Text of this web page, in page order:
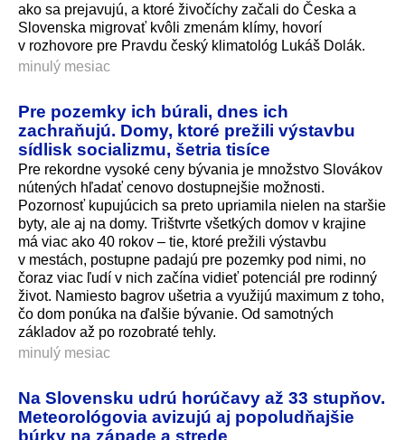
ako sa prejavujú, a ktoré živočíchy začali do Česka a
Slovenska migrovať kvôli zmenám klímy, hovorí
v rozhovore pre Pravdu český klimatológ Lukáš Dolák.
minulý mesiac
Pre pozemky ich búrali, dnes ich
zachraňujú. Domy, ktoré prežili výstavbu
sídlisk socializmu, šetria tisíce
Pre rekordne vysoké ceny bývania je množstvo Slovákov
nútených hľadať cenovo dostupnejšie možnosti.
Pozornosť kupujúcich sa preto upriamila nielen na staršie
byty, ale aj na domy. Trištvrte všetkých domov v krajine
má viac ako 40 rokov – tie, ktoré prežili výstavbu
v mestách, postupne padajú pre pozemky pod nimi, no
čoraz viac ľudí v nich začína vidieť potenciál pre rodinný
život. Namiesto bagrov ušetria a využijú maximum z toho,
čo dom ponúka na ďalšie bývanie. Od samotných
základov až po rozobraté tehly.
minulý mesiac
Na Slovensku udrú horúčavy až 33 stupňov.
Meteorológovia avizujú aj popoludňajšie
búrky na západe a strede